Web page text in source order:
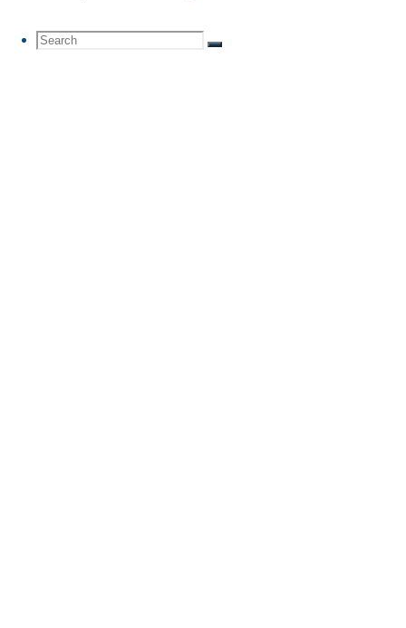
Search
Search
Search